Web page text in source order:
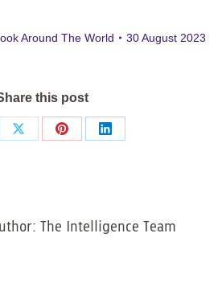
Around The World 30 August 2023
this post
Share
Share
Share
The Intelligence Team